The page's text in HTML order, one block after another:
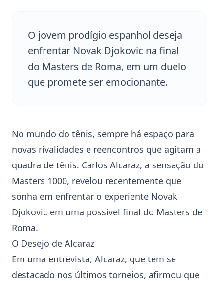
O jovem prodígio espanhol deseja
enfrentar Novak Djokovic na final
do Masters de Roma, em um duelo
que promete ser emocionante.
No mundo do tênis, sempre há espaço para
novas rivalidades e reencontros que agitam a
quadra de tênis. Carlos Alcaraz, a sensação do
Masters 1000, revelou recentemente que
sonha em enfrentar o experiente Novak
Djokovic em uma possível final do Masters de
Roma.
O Desejo de Alcaraz
Em uma entrevista, Alcaraz, que tem se
destacado nos últimos torneios, afirmou que